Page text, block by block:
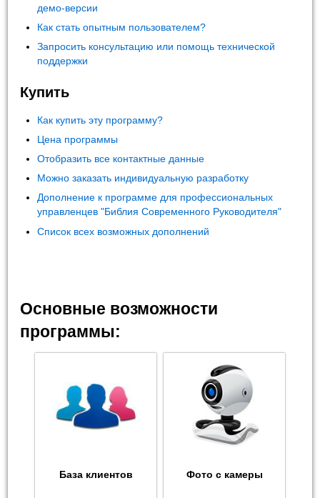
демо-версии
Как стать опытным пользователем?
Запросить консультацию или помощь технической
поддержки
Купить
Как купить эту программу?
Цена программы
Отобразить все контактные данные
Можно заказать индивидуальную разработку
Дополнение к программе для профессиональных
управленцев "Библия Современного Руководителя"
Список всех возможных дополнений
Основные возможности
программы:
База клиентов Фото с камеры